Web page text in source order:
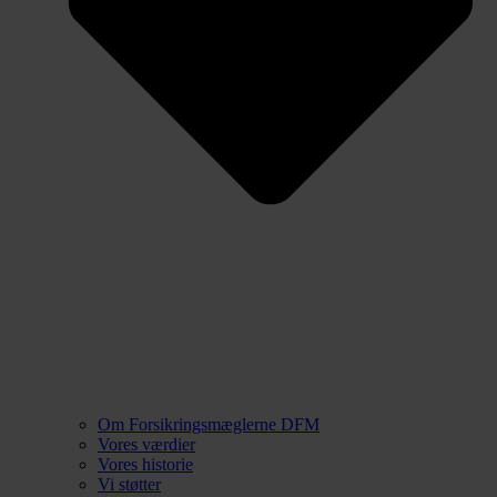
Om Forsikringsmæglerne DFM
Vores værdier
Vores historie
Vi støtter